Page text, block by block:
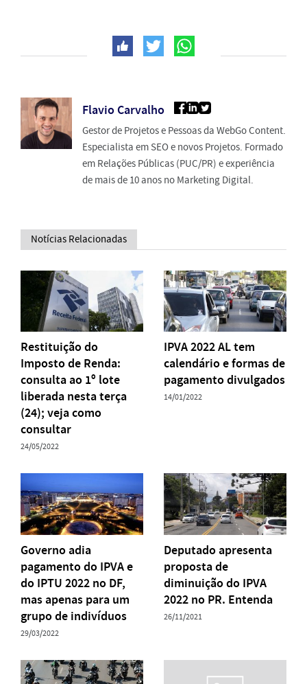
Flavio Carvalho
Gestor de Projetos e Pessoas da WebGo Content.
Especialista em SEO e novos Projetos. Formado
em Relações Públicas (PUC/PR) e experiência
de mais de 10 anos no Marketing Digital.
Notícias Relacionadas
Restituição do
Imposto de Renda:
consulta ao 1º lote
liberada nesta terça
(24); veja como
consultar
24/05/2022
IPVA 2022 AL tem
calendário e formas de
pagamento divulgados
14/01/2022
Governo adia
pagamento do IPVA e
do IPTU 2022 no DF,
mas apenas para um
grupo de indivíduos
29/03/2022
Deputado apresenta
proposta de
diminuição do IPVA
2022 no PR. Entenda
26/11/2021